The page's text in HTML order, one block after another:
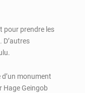
pour prendre les
D’autres
monument
Hage Geingob